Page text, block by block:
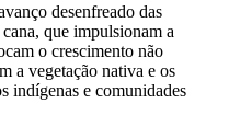
desenfreado das
que impulsionam a
o crescimento não
a vegetação nativa e os
indígenas e comunidades